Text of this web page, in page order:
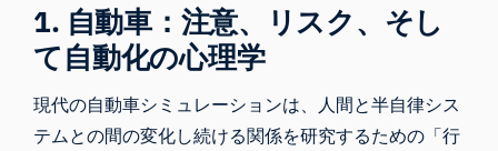
1. 自動車：注意、リスク、そし
て自動化の心理学
現代の自動車シミュレーションは、人間と半自律シス
テムとの間の変化し続ける関係を研究するための「行